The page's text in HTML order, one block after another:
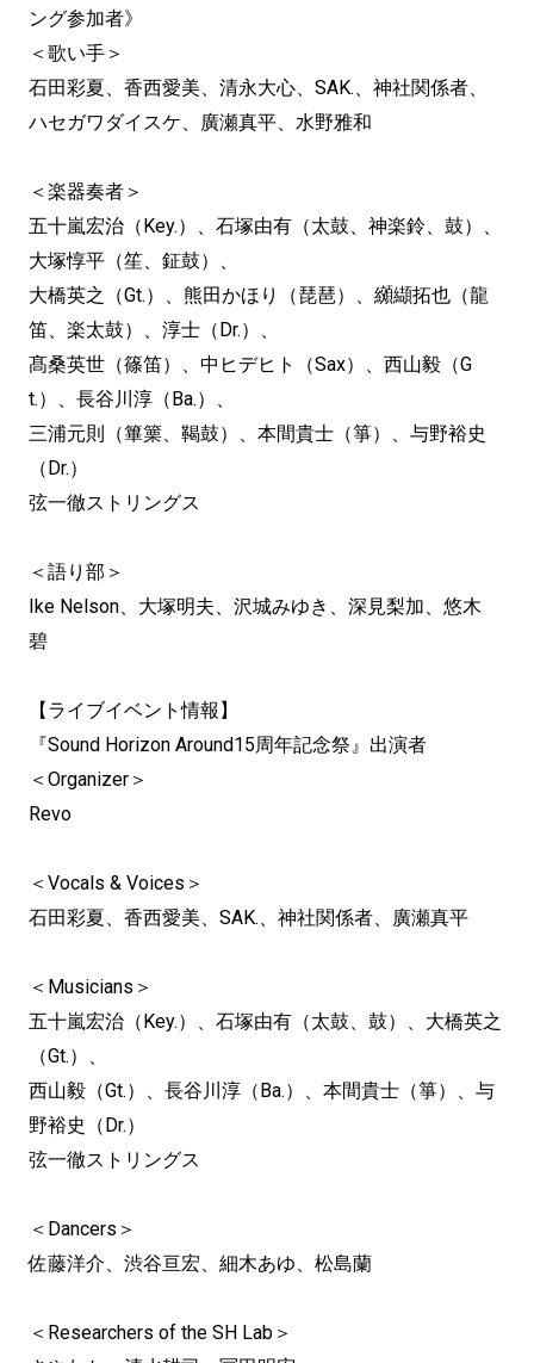
ング参加者》
＜歌い手＞
石田彩夏、香西愛美、清永大心、SAK.、神社関係者、
ハセガワダイスケ、廣瀬真平、水野雅和
＜楽器奏者＞
五十嵐宏治（Key.）、石塚由有（太鼓、神楽鈴、鼓）、
大塚惇平（笙、鉦鼓）、
大橋英之（Gt.）、熊田かほり（琵琶）、纐纈拓也（龍
笛、楽太鼓）、淳士（Dr.）、
髙桑英世（篠笛）、中ヒデヒト（Sax）、西山毅（G
t.）、長谷川淳（Ba.）、
三浦元則（篳篥、鞨鼓）、本間貴士（箏）、与野裕史
（Dr.）
弦一徹ストリングス
＜語り部＞
Ike Nelson、大塚明夫、沢城みゆき、深見梨加、悠木
碧
【ライブイベント情報】
『Sound Horizon Around15周年記念祭』出演者
＜Organizer＞
Revo
＜Vocals & Voices＞
石田彩夏、香西愛美、SAK.、神社関係者、廣瀬真平
＜Musicians＞
五十嵐宏治（Key.）、石塚由有（太鼓、鼓）、大橋英之
（Gt.）、
西山毅（Gt.）、長谷川淳（Ba.）、本間貴士（箏）、与
野裕史（Dr.）
弦一徹ストリングス
＜Dancers＞
佐藤洋介、渋谷亘宏、細木あゆ、松島蘭
＜Researchers of the SH Lab＞